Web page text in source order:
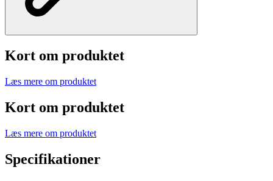
Kort om produktet
Læs mere om produktet
Kort om produktet
Læs mere om produktet
Specifikationer